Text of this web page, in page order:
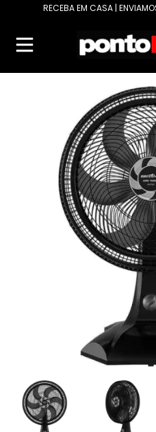
RECEBA EM CASA |